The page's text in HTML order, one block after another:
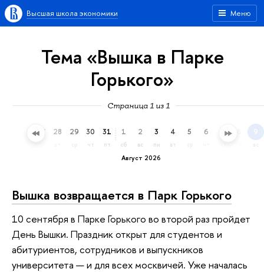
Меню
Высшая школа экономики
Тема «Вышка в Парке
Горького»
Страница 1 из 1
27 28 29 30
чт
31
пт
Август 2026
1
сб
2
вс
3
пн
4
вт
5 6 7 9
вс
Вышка возвращается в Парк Горького
10 сентября в Парке Горького во второй раз пройдет
День Вышки. Праздник открыт для студентов и
абитуриентов, сотрудников и выпускников
университета — и для всех москвичей. Уже началась